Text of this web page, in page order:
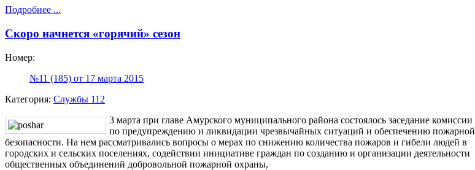
Подробнее ...
Скоро начнется «горячий» сезон
Номер:
№11 (185) от 17 марта 2015
Категория: Службы 112
3 марта при главе Амурского муниципального района состоялось заседание комиссии
по предупреждению и ликвидации чрезвычайных ситуаций и обеспечению пожарной
безопасности. На нем рассматривались вопросы о мерах по снижению количества пожаров и гибели людей в
городских и сельских поселениях, содействии инициативе граждан по со­зданию и организации деятельности
общественных объединений добровольной пожарной охраны,